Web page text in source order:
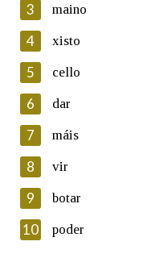
En cumprimento da
Protección de Datos de
Galega informa a
electrónico, así como
persoal, que estes
automatizado de
ficheiros informáticos.
seu dereito de acceso,
seus datos poñéndose
Lin e acepto as
Introduce o código
3 maino
4 xisto
5 cello
6 dar
7 máis
8 vir
9 botar
10 poder